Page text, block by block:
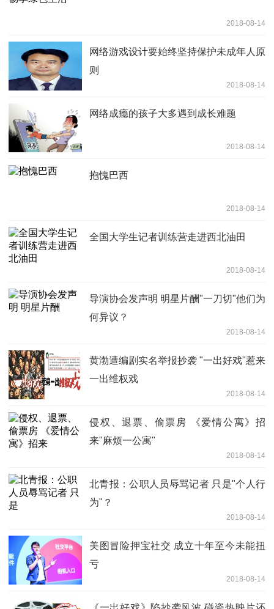
2018-08-14
网络游戏设计要始终坚持保护未成年人原
则
2018-08-14
网络成瘾的孩子大多遇到成长难题
2018-08-14
抱愧巴西
2018-08-14
全国大学生记者训练营走进西北油田
2018-08-14
导演协会发声明 明星片酬"一刀切"他们为
何异议？
2018-08-14
黄渤遭编剧实名举报抄袭 "一出好戏"惹来
一出维权戏
2018-08-14
侵权、退票、偷票房 《爱情公寓》招
来"麻烦一公寓"
2018-08-14
北青报：公职人员辱骂记者 只是"个人行
为"？
2018-08-14
美图冒险押宝社交 成立十年至今未能扭
亏
2018-08-14